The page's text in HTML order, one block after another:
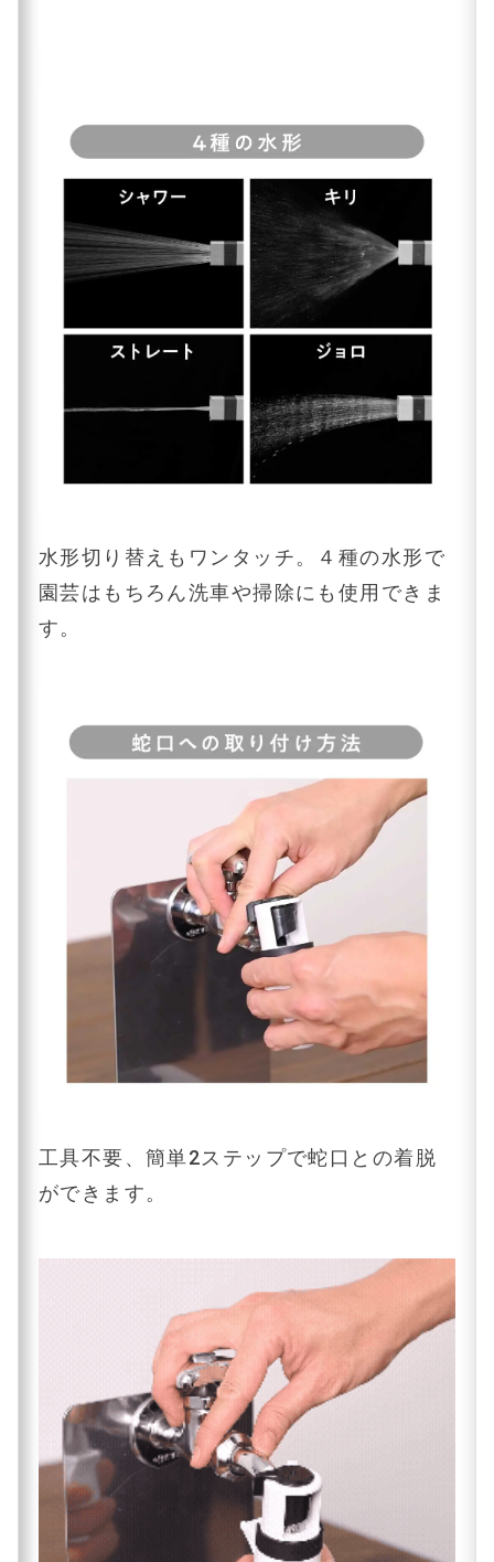
水形切り替えもワンタッチ。４種の水形で
園芸はもちろん洗車や掃除にも使用できま
す。
工具不要、簡単2ステップで蛇口との着脱
ができます。